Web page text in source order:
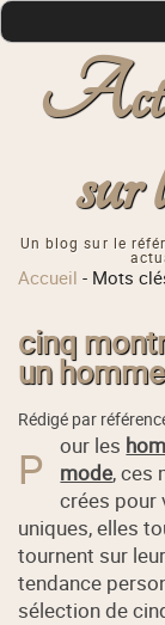
sur
Un blog sur le
Accueil - Mots
cinq
un
Rédigé par
P our les
mode, ces
crées pour
uniques, elles
tournent sur
tendance
sélection de